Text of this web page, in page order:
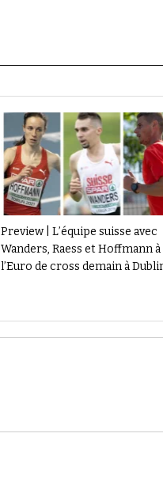
Preview | L’équipe suisse avec
Wanders, Raess et Hoffmann à
l’Euro de cross demain à